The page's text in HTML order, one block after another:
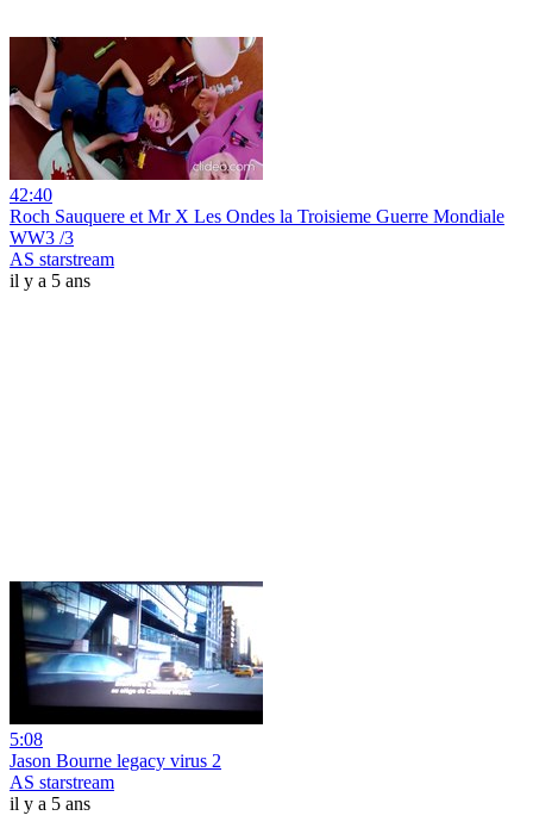
42:40
Roch Sauquere et Mr X Les Ondes la Troisieme Guerre Mondiale
WW3 /3
AS starstream
il y a 5 ans
5:08
Jason Bourne legacy virus 2
AS starstream
il y a 5 ans